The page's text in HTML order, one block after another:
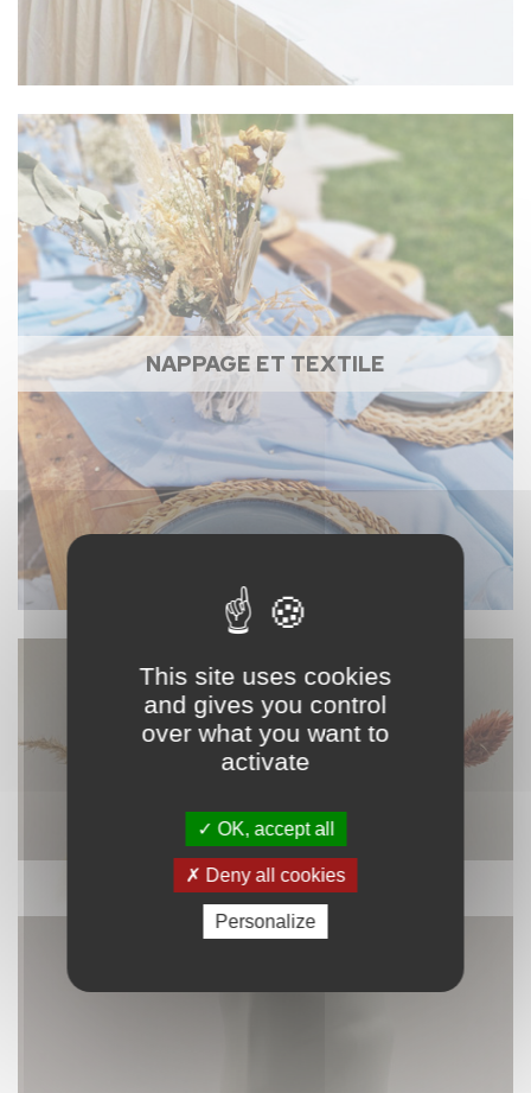
NAPPAGE ET TEXTILE
DÉCORATION
This site uses cookies
and gives you control
over what you want to
activate
OK, accept all
Deny all cookies
Personalize